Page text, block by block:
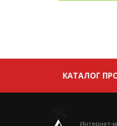
КАТАЛОГ
Интернет-